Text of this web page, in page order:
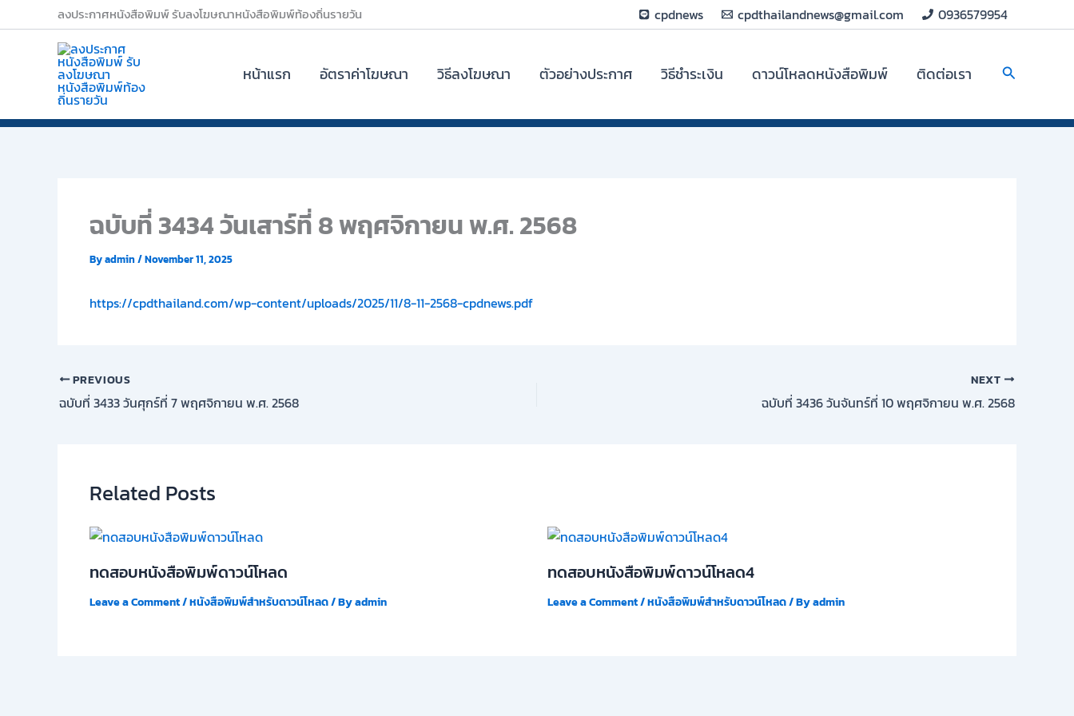
to
ลงประกาศหนังสือพิมพ์ รับลงโฆษณาหนังสือพิมพ์ท้องถิ่นรายวัน cpdnews cpdthailandnews@gmail.com 0936579954
หน้าแรก อัตราค่าโฆษณา วิธีลงโฆษณา ตัวอย่างประกาศ วิธีชำระเงิน ดาวน์โหลดหนังสือพิมพ์ ติดต่อเรา Search
ฉบับที่ 3434 วันเสาร์ที่ 8 พฤศจิกายน พ.ศ. 2568
Byadmin/November 11, 2025
https://cpdthailand.com/wp-content/uploads/2025/11/8-11-2568-cpdnews.pdf
PREVIOUS
ฉบับที่ 3433 วันศุกร์ที่ 7 พฤศจิกายน พ.ศ. 2568
NEXT
ฉบับที่ 3436 วันจันทร์ที่ 10 พฤศจิกายน พ.ศ. 2568
Related Posts
ทดสอบหนังสือพิมพ์ดาวน์โหลด
Leave a Comment/หนังสือพิมพ์สำหรับดาวน์โหลด/ Byadmin
ทดสอบหนังสือพิมพ์ดาวน์โหลด4
Leave a Comment/หนังสือพิมพ์สำหรับดาวน์โหลด/ Byadmin